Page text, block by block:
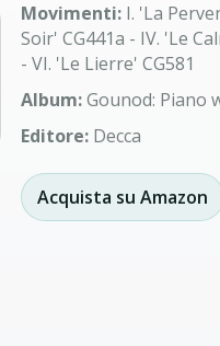
Movimenti: I. 'La
Soir' CG441a - IV. 'Le
- VI. 'Le Lierre' CG581
Album:Gounod: Piano
Editore: Decca
Acquista su Amazon